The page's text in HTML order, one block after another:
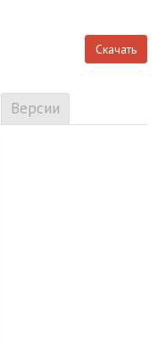
Скачать
Версии